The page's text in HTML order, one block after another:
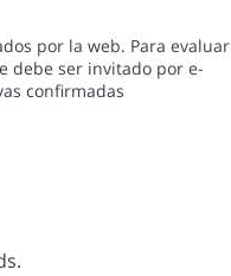
por la web. Para evaluar
debe ser invitado por e-
confirmadas